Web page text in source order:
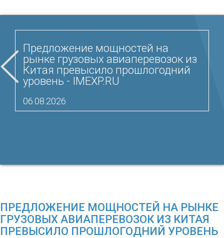
Предложение мощностей на
рынке грузовых авиаперевозок из
Китая превысило прошлогодний
уровень - IMEXP.RU
06.08.2026
ПРЕДЛОЖЕНИЕ МОЩНОСТЕЙ НА РЫНКЕ
ГРУЗОВЫХ АВИАПЕРЕВОЗОК ИЗ КИТАЯ
ПРЕВЫСИЛО ПРОШЛОГОДНИЙ УРОВЕНЬ